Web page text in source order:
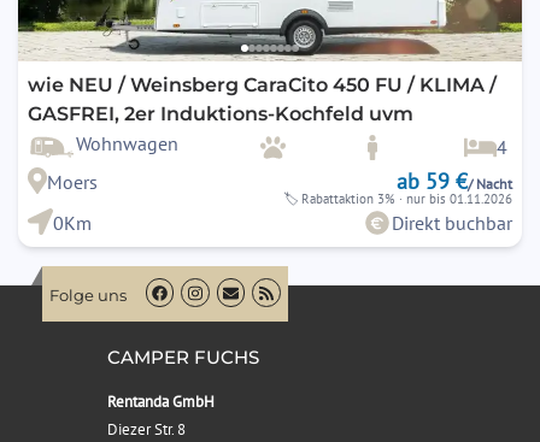
wie NEU / Weinsberg CaraCito 450 FU / KLIMA /
GASFREI, 2er Induktions-Kochfeld uvm
Wohnwagen
4
Moers
ab 59 €/ Nacht
🏷 Rabattaktion 3% · nur bis 01.11.2026
0Km Direkt buchbar
Folge uns
CAMPER FUCHS
Rentanda GmbH
Diezer Str. 8